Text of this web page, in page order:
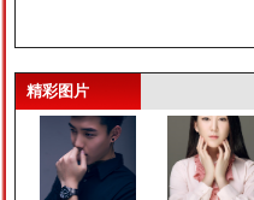
精彩图片